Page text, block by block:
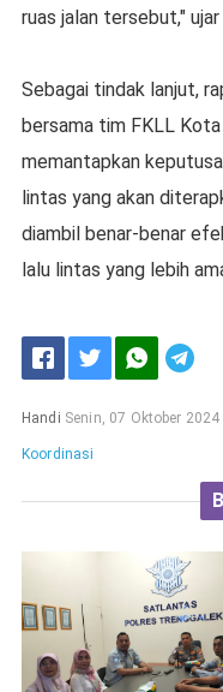
ruas jalan tersebut,"
Sebagai tindak lanjut,
bersama tim FKLL
memantapkan
lintas yang akan
diambil benar-benar
lalu lintas yang lebih
Handi Senin, 07 Oktober 2024
Koordinasi